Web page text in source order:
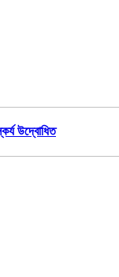
উদ্বোধিত